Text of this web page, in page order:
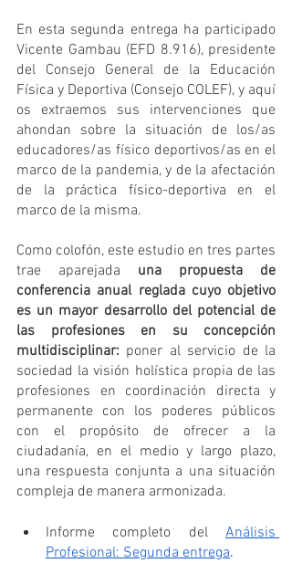
En esta segunda entrega ha participado
Vicente Gambau (EFD 8.916), presidente
del Consejo General de la Educación
Física y Deportiva (Consejo COLEF), y aquí
os extraemos sus intervenciones que
ahondan sobre la situación de los/as
educadores/as físico deportivos/as en el
marco de la pandemia, y de la afectación
de la práctica físico-deportiva en el
marco de la misma.
Como colofón, este estudio en tres partes
trae aparejada una propuesta de
conferencia anual reglada cuyo objetivo
es un mayor desarrollo del potencial de
las profesiones en su concepción
multidisciplinar: poner al servicio de la
sociedad la visión holística propia de las
profesiones en coordinación directa y
permanente con los poderes públicos
con el propósito de ofrecer a la
ciudadanía, en el medio y largo plazo,
una respuesta conjunta a una situación
compleja de manera armonizada.
Informe completo del Análisis
Profesional: Segunda entrega.